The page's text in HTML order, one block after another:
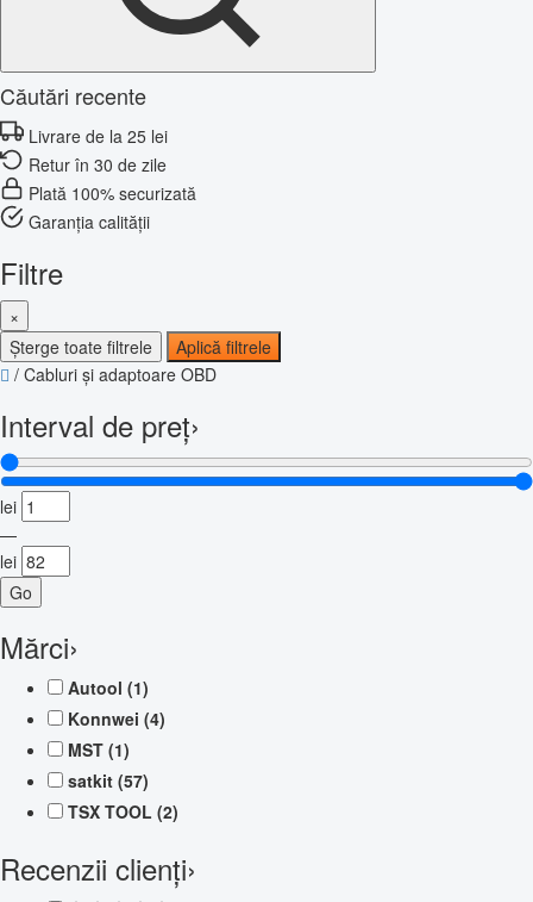
Căutări recente
Livrare de la 25 lei
Retur în 30 de zile
Plată 100% securizată
Garanția calității
Filtre
×
Șterge toate filtrele
Aplică filtrele
/ Cabluri și adaptoare OBD
Interval de preț›
lei
—
lei
Go
Mărci›
Autool (1)
Konnwei (4)
MST (1)
satkit (57)
TSX TOOL (2)
Recenzii clienți›